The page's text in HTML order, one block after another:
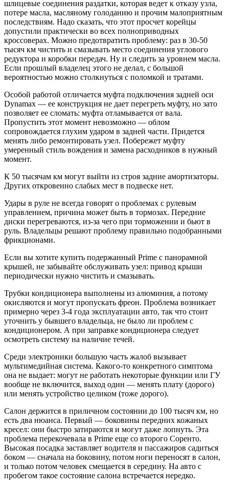
шлицевые соединения раздатки, которая ведет к отказу узла,
потере масла, масляному голоданию и прочим малоприятным
последствиям. Надо сказать, что этот просчет корейцы
допустили практически во всех полноприводных
кроссоверах. Можно предотвратить проблему: раз в 30-50
тысяч км чистить и смазывать место соединения углового
редуктора и коробки передач. Ну и следить за уровнем масла.
Если прошлый владелец этого не делал, с большой
вероятностью можно столкнуться с поломкой и тратами.
Особой работой отличается муфта подключения задней оси
Dynamax — ее конструкция не дает перегреть муфту, но зато
позволяет ее сломать: муфта отламывается от вала.
Пропустить этот момент невозможно — облом
сопровождается глухим ударом в задней части. Придется
менять либо ремонтировать узел. Побережет муфту
умеренный стиль вождения и замена расходников в нужный
момент.
К 50 тысячам км могут выйти из строя задние амортизаторы.
Других откровенно слабых мест в подвеске нет.
Удары в руле не всегда говорят о проблемах с рулевым
управлением, причина может быть в тормозах. Передние
диски перегреваются, из-за чего при торможении и бьют в
руль. Владельцы решают проблему правильно подобранными
фрикционами.
Если вы хотите купить подержанный Prime с панорамной
крышей, не забывайте обслуживать узел: привод крыши
периодически нужно чистить и смазывать.
Трубки кондиционера выполнены из алюминия, а потому
окисляются и могут пропускать фреон. Проблема возникает
примерно через 3-4 года эксплуатации авто, так что стоит
уточнить у бывшего владельца, не было ли проблем с
кондиционером. А при заправке кондиционера следует
осмотреть систему на наличие течей.
Среди электроники большую часть жалоб вызывает
мультимедийная система. Какого-то конкретного симптома
она не выдает: могут не работать некоторые функции или ГУ
вообще не включится, выход один — менять плату (дорого)
или менять устройство целиком (тоже дорого).
Салон держится в приличном состоянии до 100 тысяч км, но
есть два нюанса. Первый — боковины передних кожаных
кресел: они быстро затираются и могут даже лопнуть. Эта
проблема перекочевала в Prime еще со второго Соренто.
Высокая посадка заставляет водителя и пассажиров садиться
боком — сначала на боковину, потом ноги переносят в салон,
и только потом человек смещается в середину. На авто с
пробегом такое состояние салона встречается нередко.